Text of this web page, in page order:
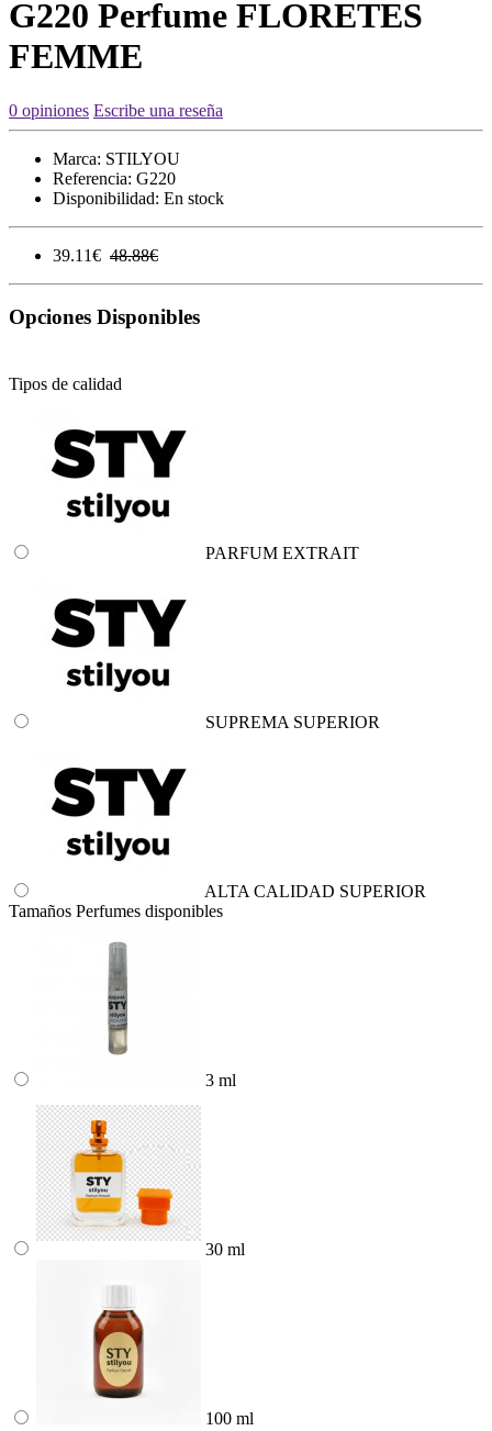
G220 Perfume FLORETES
FEMME
0 opiniones Escribe una reseña
Marca: STILYOU
Referencia: G220
Disponibilidad: En stock
39.11€ 48.88€
Opciones Disponibles
Tipos de calidad
PARFUM EXTRAIT
SUPREMA SUPERIOR
ALTA CALIDAD SUPERIOR
Tamaños Perfumes disponibles
3 ml
30 ml
100 ml